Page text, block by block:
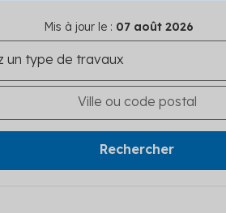
Mis à jour le : 07 août 2026